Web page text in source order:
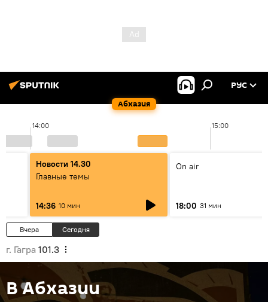
Абхазия
РУС
14:00 15:00
Новости 14.30
Главные темы
14:36 10 мин
On air
18:00 31 мин
Вчера Сегодня
г. Гагра 101.3
В Абхазии